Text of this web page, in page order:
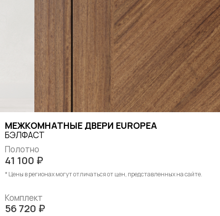
МЕЖКОМНАТНЫЕ ДВЕРИ EUROPEA
БЭЛФАСТ
Полотно
41 100 ₽
* Цены в регионах могут отличаться от цен, представленных на сайте.
Комплект
56 720 ₽